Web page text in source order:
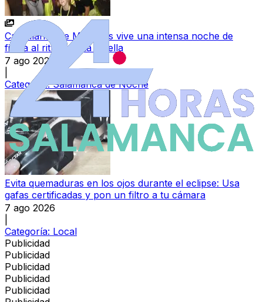
Castellanos de Moriscos vive una intensa noche de
fiesta al ritmo de La Huella
7 ago 2026
Categoría:Salamanca de Noche
Evita quemaduras en los ojos durante el eclipse: Usa
gafas certificadas y pon un filtro a tu cámara
7 ago 2026
Categoría: Local
Publicidad
Publicidad
Publicidad
Publicidad
Publicidad